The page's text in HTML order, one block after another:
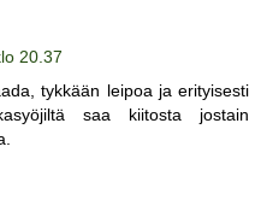
20.37
tykkään leipoa ja erityisesti
saa kiitosta jostain